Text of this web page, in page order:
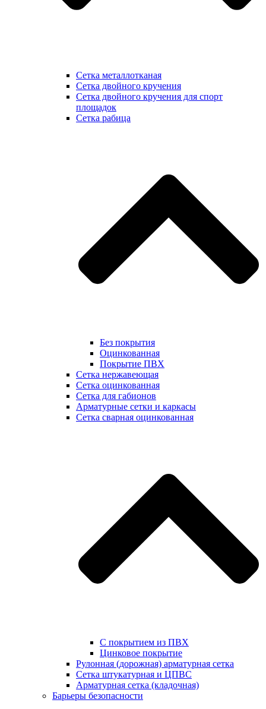
Сетка металлотканая
Сетка двойного кручения
Сетка двойного кручения для спорт
площадок
Сетка рабица
Без покрытия
Оцинкованная
Покрытие ПВХ
Сетка нержавеющая
Сетка оцинкованная
Сетка для габионов
Арматурные сетки и каркасы
Сетка сварная оцинкованная
С покрытием из ПВХ
Цинковое покрытие
Рулонная (дорожная) арматурная сетка
Сетка штукатурная и ЦПВС
Арматурная сетка (кладочная)
Барьеры безопасности